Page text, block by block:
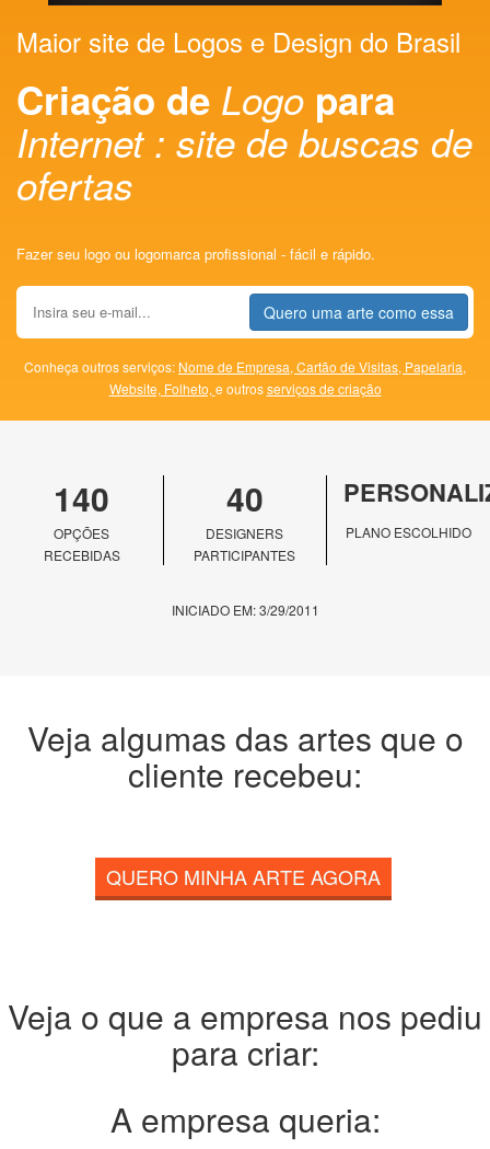
Maior site de Logos e Design do Brasil
Criação de Logo para
Internet : site de buscas de
ofertas
Fazer seu logo ou logomarca profissional - fácil e rápido.
Quero uma arte como essa
Conheça outros serviços: Nome de Empresa, Cartão de Visitas, Papelaria,
Website, Folheto, e outrosserviços de criação
140
OPÇÕES
RECEBIDAS
40
DESIGNERS
PARTICIPANTES
PLANO ESCOLHIDO
INICIADO EM: 3/29/2011
Veja algumas das artes que o
cliente recebeu:
QUERO MINHA ARTE AGORA
Veja o que a empresa nos pediu
para criar:
A empresa queria: